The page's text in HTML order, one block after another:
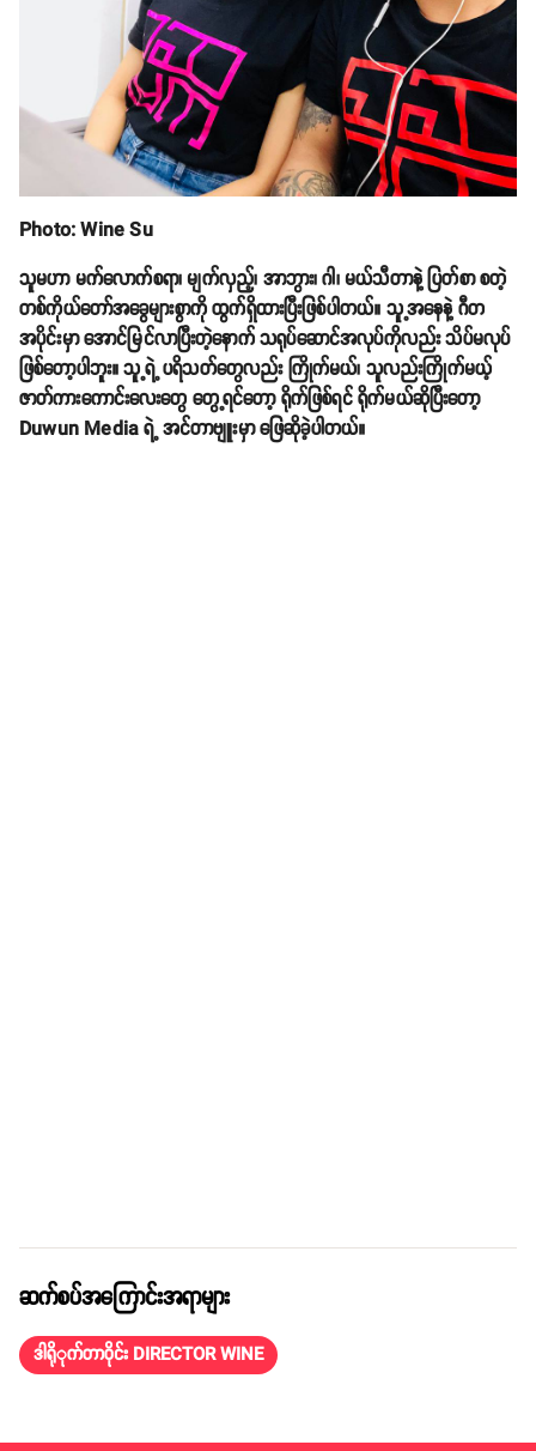
Photo: Wine Su
သူမဟာ မက်လောက်စရာ၊ မျက်လှည့်၊ အာဘွား၊ ဂါ၊ မယ်သီတာနဲ့ ပြတ်စာ စတဲ့
တစ်ကိုယ်တော်အခွေများစွာကို ထွက်ရှိထားပြီးဖြစ်ပါတယ်။ သူ့အနေနဲ့ ဂီတ
အပိုင်းမှာ အောင်မြင်လာပြီးတဲ့နောက် သရုပ်ဆောင်အလုပ်ကိုလည်း သိပ်မလုပ်
ဖြစ်တော့ပါဘူး။ သူ့ရဲ့ ပရိသတ်တွေလည်း ကြိုက်မယ်၊ သူလည်းကြိုက်မယ့်
ဇာတ်ကားကောင်းလေးတွေ တွေ့ရင်တော့ ရိုက်ဖြစ်ရင် ရိုက်မယ်ဆိုပြီးတော့
Duwun Media ရဲ့ အင်တာဗျူးမှာ ဖြေဆိုခဲ့ပါတယ်။
ဆက်စပ်အကြောင်းအရာများ
ဒါရိုုက်တာဝိုင်း DIRECTOR WINE